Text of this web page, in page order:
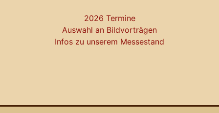
2026 Termine
Auswahl an Bildvorträgen
Infos zu unserem Messestand